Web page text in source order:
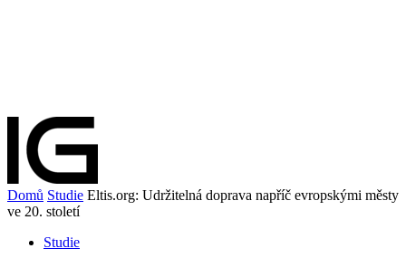
Domů Studie Eltis.org: Udržitelná doprava napříč evropskými městy
ve 20. století
Studie